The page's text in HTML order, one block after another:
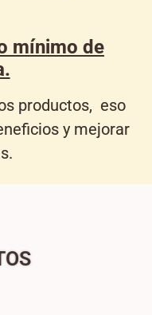
mínimo de
productos, eso
y mejorar